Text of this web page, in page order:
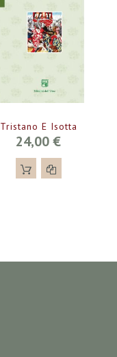
Tristano E Isotta
24,00 €